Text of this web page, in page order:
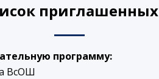
приглашенных
программу:
ВсОШ